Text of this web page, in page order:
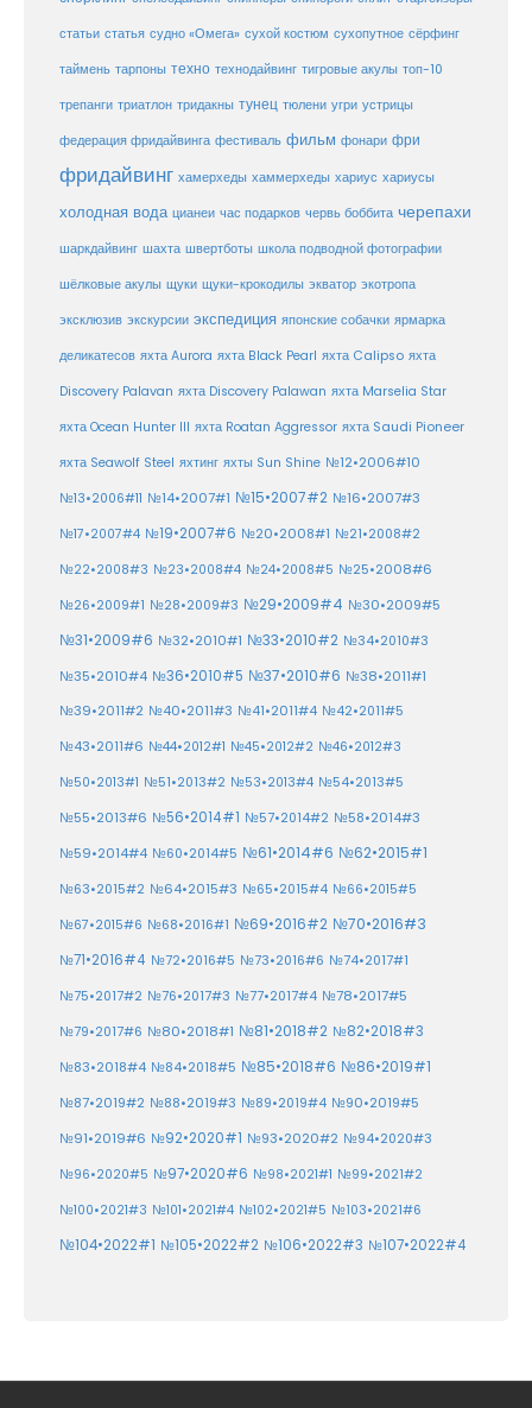
статьи статья судно «Омега» сухой костюм сухопутное сёрфинг
таймень тарпоны техно технодайвинг тигровые акулы топ-10
трепанги триатлон тридакны тунец тюлени угри устрицы
федерация фридайвинга фестиваль фильм фонари фри
фридайвинг хамерхеды хаммерхеды хариус хариусы
холодная вода цианеи час подарков червь боббита черепахи
шаркдайвинг шахта швертботы школа подводной фотографии
шёлковые акулы щуки щуки-крокодилы экватор экотропа
эксклюзив экскурсии экспедиция японские собачки ярмарка
деликатесов яхта Aurora яхта Black Pearl яхта Calipso яхта
Discovery Palavan яхта Discovery Palawan яхта Marselia Star
яхта Ocean Hunter III яхта Roatan Aggressor яхта Saudi Pioneer
яхта Seawolf Steel яхтинг яхты Sun Shine №12•2006#10
№13•2006#11 №14•2007#1 №15•2007#2 №16•2007#3
№17•2007#4 №19•2007#6 №20•2008#1 №21•2008#2
№22•2008#3 №23•2008#4 №24•2008#5 №25•2008#6
№26•2009#1 №28•2009#3 №29•2009#4 №30•2009#5
№31•2009#6 №32•2010#1 №33•2010#2 №34•2010#3
№35•2010#4 №36•2010#5 №37•2010#6 №38•2011#1
№39•2011#2 №40•2011#3 №41•2011#4 №42•2011#5
№43•2011#6 №44•2012#1 №45•2012#2 №46•2012#3
№50•2013#1 №51•2013#2 №53•2013#4 №54•2013#5
№55•2013#6 №56•2014#1 №57•2014#2 №58•2014#3
№59•2014#4 №60•2014#5 №61•2014#6 №62•2015#1
№63•2015#2 №64•2015#3 №65•2015#4 №66•2015#5
№67•2015#6 №68•2016#1 №69•2016#2 №70•2016#3
№71•2016#4 №72•2016#5 №73•2016#6 №74•2017#1
№75•2017#2 №76•2017#3 №77•2017#4 №78•2017#5
№79•2017#6 №80•2018#1 №81•2018#2 №82•2018#3
№83•2018#4 №84•2018#5 №85•2018#6 №86•2019#1
№87•2019#2 №88•2019#3 №89•2019#4 №90•2019#5
№91•2019#6 №92•2020#1 №93•2020#2 №94•2020#3
№96•2020#5 №97•2020#6 №98•2021#1 №99•2021#2
№100•2021#3 №101•2021#4 №102•2021#5 №103•2021#6
№104•2022#1 №105•2022#2 №106•2022#3 №107•2022#4